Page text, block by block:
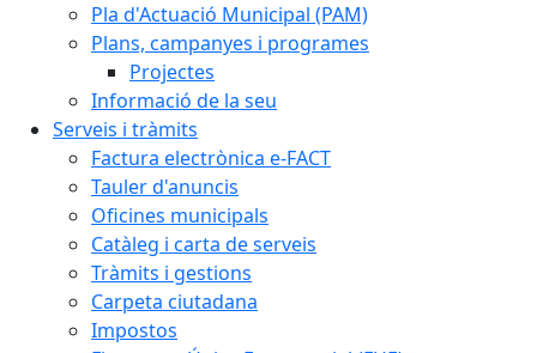
Pla d'Actuació Municipal (PAM)
Plans, campanyes i programes
Projectes
Informació de la seu
Serveis i tràmits
Factura electrònica e-FACT
Tauler d'anuncis
Oficines municipals
Catàleg i carta de serveis
Tràmits i gestions
Carpeta ciutadana
Impostos